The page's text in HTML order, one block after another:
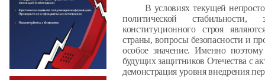
В условиях текущей
политической
конституционного строя
страны, вопросы безопасности и
особое значение. Именно
будущих защитников Отечества с
демонстрация уровня внедрения